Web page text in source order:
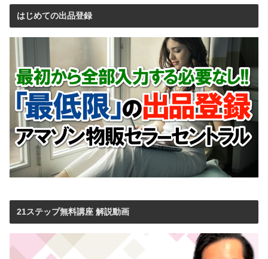
はじめての出品登録
21ステップ無料講座 解説動画